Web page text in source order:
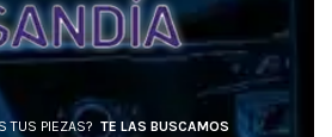
TUS PIEZAS? TE LAS BUSCAMOS